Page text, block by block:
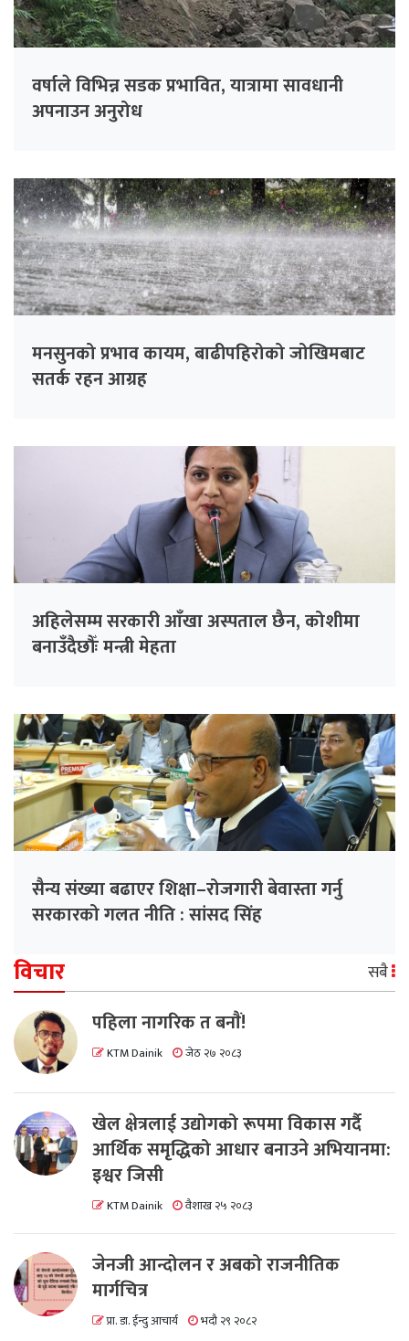
वर्षाले विभिन्न सडक प्रभावित, यात्रामा सावधानी
अपनाउन अनुरोध
मनसुनको प्रभाव कायम, बाढीपहिरोको जोखिमबाट
सतर्क रहन आग्रह
अहिलेसम्म सरकारी आँखा अस्पताल छैन, कोशीमा
बनाउँदैछौँः मन्त्री मेहता
सैन्य संख्या बढाएर शिक्षा–रोजगारी बेवास्ता गर्नु
सरकारको गलत नीति : सांसद सिंह
विचार सबै
पहिला नागरिक त बनाैं!
KTM Dainik जेठ २७ २०८३
खेल क्षेत्रलाई उद्योगको रूपमा विकास गर्दै
आर्थिक समृद्धिको आधार बनाउने अभियानमा:
इश्वर जिसी
KTM Dainik वैशाख २५ २०८३
जेनजी आन्दोलन र अबको राजनीतिक
मार्गचित्र
प्रा. डा. ईन्दु आचार्य भदौ २९ २०८२